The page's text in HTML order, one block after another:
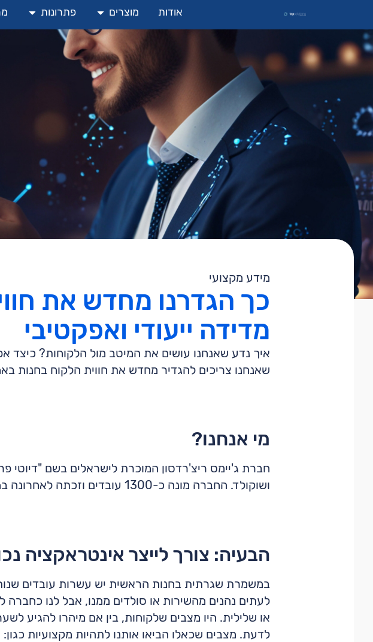
אודות מוצרים פתרונות
מידע מקצועי
כך הגדרנו מחדש את
מדידה ייעודי ואפקטיבי
איך נדע שאנחנו עושים את המיטב מול הלקוחות? כיצד
שאנחנו צריכים להגדיר מחדש את חווית הלקוח בחנות
מי אנחנו?
חברת ג'יימס ריצ'רדסון המוכרת לישראלים בשם "דיוטי
ושוקולד. החברה מונה כ-1300 עובדים וזכתה לאחרונה במכרז נוסף של רשות שדות התעופה.
הבעיה: צורך לייצר אינטראקציה
במשמרת שגרתית בחנות הראשית יש עשרות עובדים
לעתים נהנים מהשירות או סולדים ממנו, אבל לנו
או שלילית. היו מצבים שלקוחות, בין אם מיהרו להגיע
לדעת. מצבים שכאלו הביאו אותנו לתהיות מקצועיות